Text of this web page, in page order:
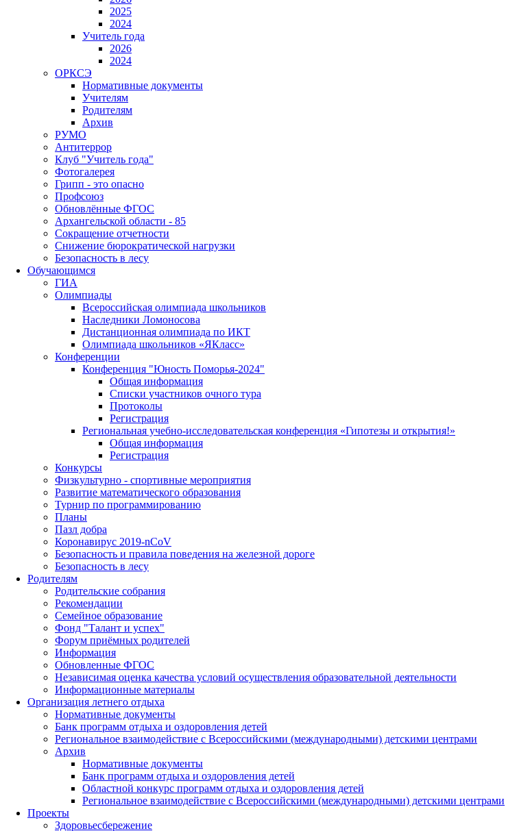
2025
2024
Учитель года
2026
2024
ОРКСЭ
Нормативные документы
Учителям
Родителям
Архив
РУМО
Антитеррор
Клуб "Учитель года"
Фотогалерея
Грипп - это опасно
Профсоюз
Обновлённые ФГОС
Архангельской области - 85
Сокращение отчетности
Снижение бюрократической нагрузки
Безопасность в лесу
Обучающимся
ГИА
Олимпиады
Всероссийская олимпиада школьников
Наследники Ломоносова
Дистанционная олимпиада по ИКТ
Олимпиада школьников «ЯКласс»
Конференции
Конференция "Юность Поморья-2024"
Общая информация
Списки участников очного тура
Протоколы
Регистрация
Региональная учебно-исследовательская конференция «Гипотезы и открытия!»
Общая информация
Регистрация
Конкурсы
Физкультурно - спортивные мероприятия
Развитие математического образования
Турнир по программированию
Планы
Пазл добра
Коронавирус 2019-nCoV
Безопасность и правила поведения на железной дороге
Безопасность в лесу
Родителям
Родительские собрания
Рекомендации
Семейное образование
Фонд "Талант и успех"
Форум приёмных родителей
Информация
Обновленные ФГОС
Независимая оценка качества условий осуществления образовательной деятельности
Информационные материалы
Организация летнего отдыха
Нормативные документы
Банк программ отдыха и оздоровления детей
Региональное взаимодействие с Всероссийскими (международными) детскими центрами
Архив
Нормативные документы
Банк программ отдыха и оздоровления детей
Областной конкурс программ отдыха и оздоровления детей
Региональное взаимодействие с Всероссийскими (международными) детскими центрами
Проекты
Здоровьесбережение